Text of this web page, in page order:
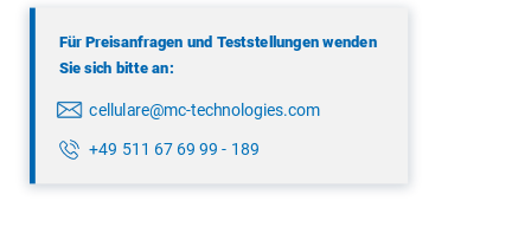
Für Preisanfragen und Teststellungen wenden
Sie sich bitte an:
cellulare@mc-technologies.com
+49 511 67 69 99 - 189